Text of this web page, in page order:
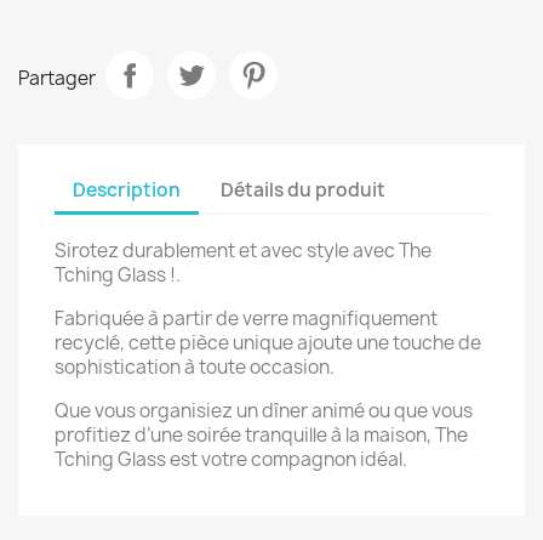
Partager
Description Détails du produit
Sirotez durablement et avec style avec The
Tching Glass !.
Fabriquée à partir de verre magnifiquement
recyclé, cette pièce unique ajoute une touche de
sophistication à toute occasion.
Que vous organisiez un dîner animé ou que vous
profitiez d’une soirée tranquille à la maison, The
Tching Glass est votre compagnon idéal.